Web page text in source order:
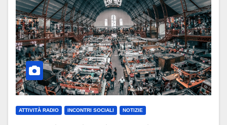
ATTIVITÀ RADIO INCONTRI SOCIALI NOTIZIE